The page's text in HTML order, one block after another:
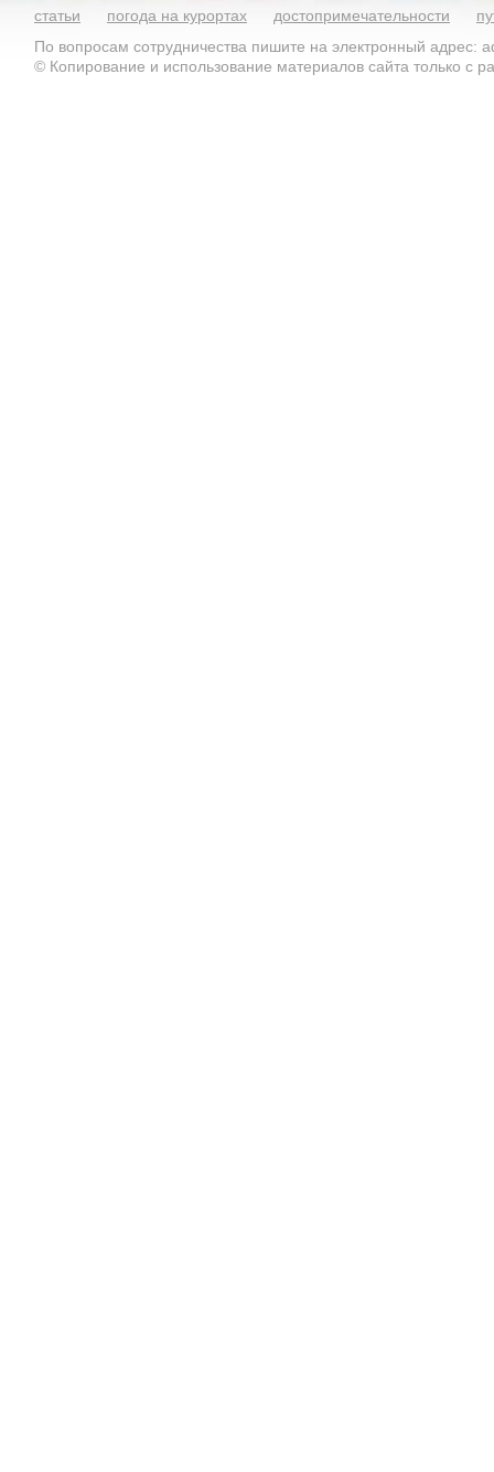
статьи погода на курортах достопримечательности
По вопросам сотрудничества пишите на электронный адрес:
© Копирование и использование материалов сайта только с